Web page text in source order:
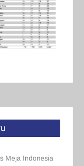
Meja Indonesia